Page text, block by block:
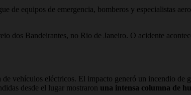
de equipos de emergencia, bomberos y especialistas
dos Bandeirantes, no Rio de Janeiro. O acidente
vehículos eléctricos. El impacto generó un incendio de
desde el lugar mostraron una intensa columna de